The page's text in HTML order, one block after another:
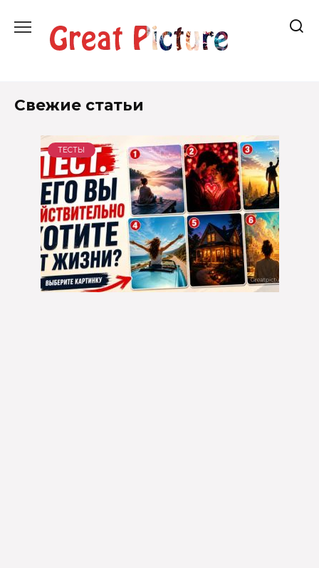
содержанию
Свежие статьи
ТЕСТЫ